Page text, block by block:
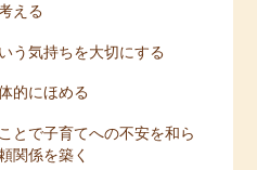
える
う気持ちを大切にする
的にほめる
とで子育てへの不安を和ら
関係を築く